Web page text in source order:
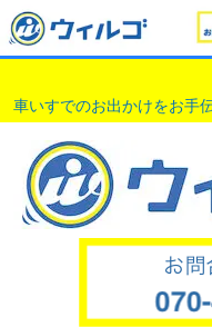
車いすでのお出かけをお手